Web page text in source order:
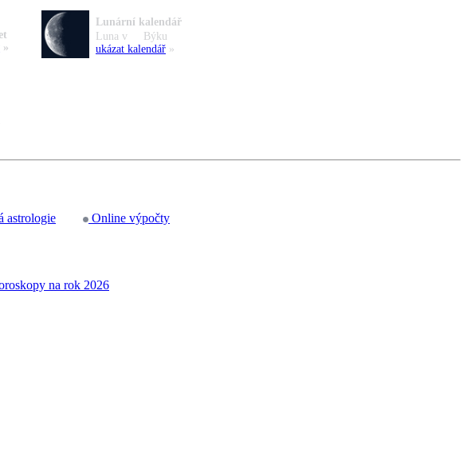
astrologie
Online výpočty
na rok 2026
»
Lunární kalendář
Luna v
Býku
ukázat kalendář »